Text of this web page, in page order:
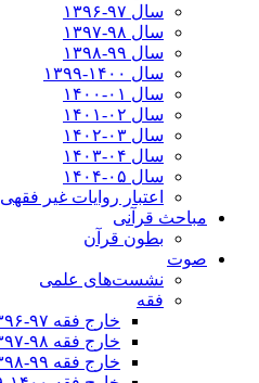
سال ۹۷-۱۳۹۶
سال ۹۸-۱۳۹۷
سال ۹۹-۱۳۹۸‍
سال ۱۴۰۰-۱۳۹۹
سال ۰۱-۱۴۰۰
سال ۰۲-۱۴۰۱
سال ۰۳-۱۴۰۲
سال ۰۴-۱۴۰۳
سال ۰۵-۱۴۰۴
اعتبار روایات غیر فقهی
مباحث قرآنی
بطون قرآن
صوت
نشست‌های علمی
فقه
خارج فقه ۹۷-۱۳۹۶
خارج فقه ۹۸-۱۳۹۷
خارج فقه ۹۹-۱۳۹۸